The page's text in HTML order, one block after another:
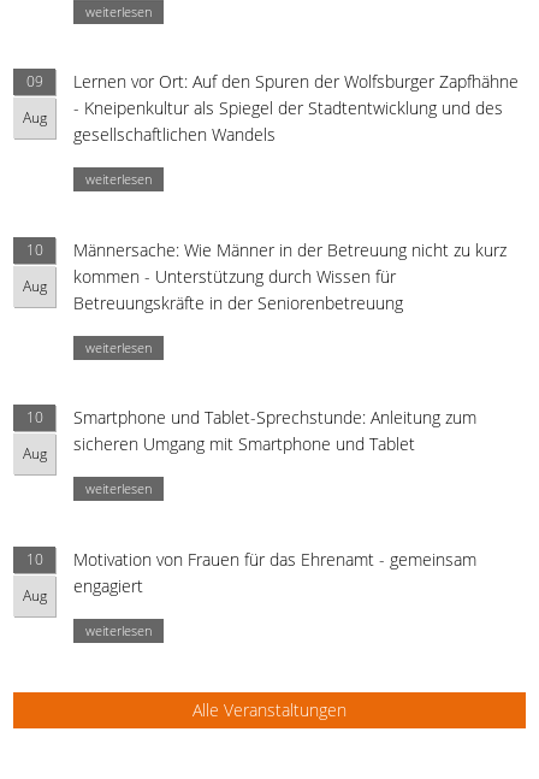
weiterlesen
09
Aug
Lernen vor Ort: Auf den Spuren der Wolfsburger Zapfhähne
- Kneipenkultur als Spiegel der Stadtentwicklung und des
gesellschaftlichen Wandels
weiterlesen
10
Aug
Männersache: Wie Männer in der Betreuung nicht zu kurz
kommen - Unterstützung durch Wissen für
Betreuungskräfte in der Seniorenbetreuung
weiterlesen
10
Aug
Smartphone und Tablet-Sprechstunde: Anleitung zum
sicheren Umgang mit Smartphone und Tablet
weiterlesen
10
Aug
Motivation von Frauen für das Ehrenamt - gemeinsam
engagiert
weiterlesen
Alle Veranstaltungen